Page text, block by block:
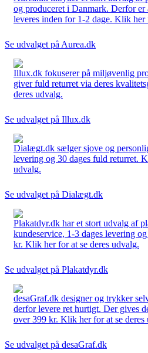
og produceret i Danmark. Derfor er
leveres inden for 1-2 dage. Klik her
Se udvalget på Aurea.dk
Illux.dk fokuserer på miljøvenlig
giver fuld returret via deres
deres udvalg.
Se udvalget på Illux.dk
Dialægt.dk sælger sjove og
levering og 30 dages fuld returret.
udvalg.
Se udvalget på Dialægt.dk
Plakatdyr.dk har et stort udvalg af
kundeservice, 1-3 dages levering
kr. Klik her for at se deres udvalg.
Se udvalget på Plakatdyr.dk
desaGraf.dk designer og trykker
derfor levere ret hurtigt. Der gives
over 399 kr. Klik her for at se deres
Se udvalget på desaGraf.dk